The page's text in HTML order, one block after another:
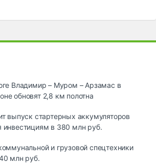
Владимир – Муром – Арзамас в
обновят 2,8 км полотна
выпуск стартерных аккумуляторов
инвестициям в 380 млн руб.
и грузовой спецтехники
млн руб.